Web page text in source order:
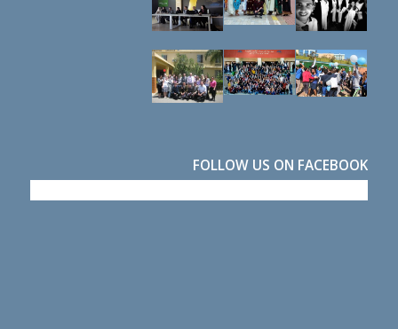
FOLLOW US ON FACEBOOK